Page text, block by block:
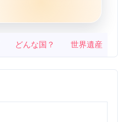
どんな国？ 世界遺産